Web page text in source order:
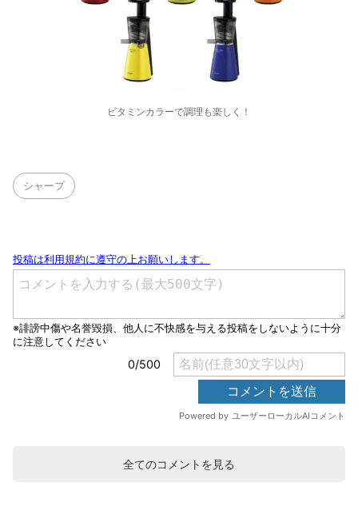
ビタミンカラーで調理も楽しく！
シャープ
全てのコメントを見る